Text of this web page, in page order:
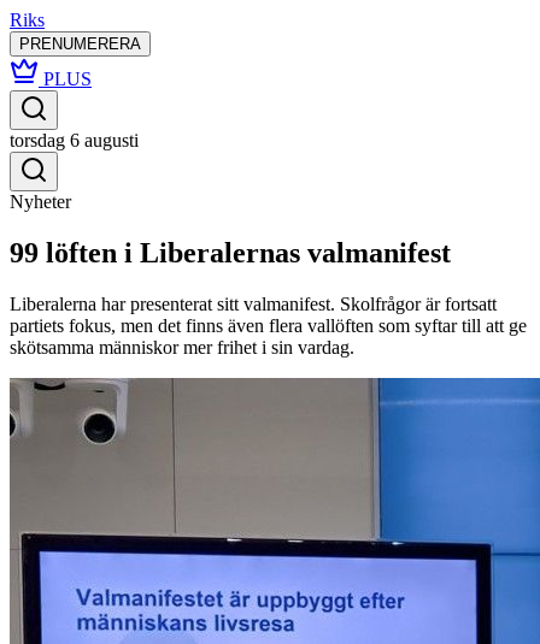
Riks
PRENUMERERA
PLUS
torsdag 6 augusti
Nyheter
99 löften i Liberalernas valmanifest
Liberalerna har presenterat sitt valmanifest. Skolfrågor är fortsatt
partiets fokus, men det finns även flera vallöften som syftar till att ge
skötsamma människor mer frihet i sin vardag.